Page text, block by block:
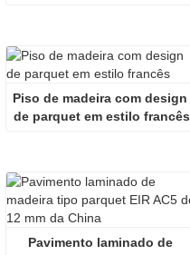
Piso de madeira com design
de parquet em estilo francês
Pavimento laminado de